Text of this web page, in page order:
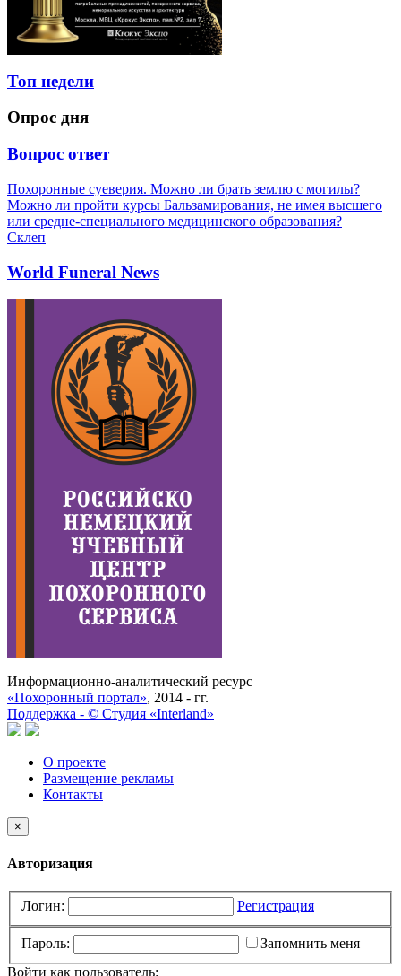
Топ недели
Опрос дня
Вопрос ответ
Похоронные суеверия. Можно ли брать землю с могилы?
Можно ли пройти курсы Бальзамирования, не имея высшего
или средне-специального медицинского образования?
Склеп
World Funeral News
Информационно-аналитический ресурс
«Похоронный портал», 2014 - гг.
Поддержка - © Cтудия «Interland»
О проекте
Размещение рекламы
Контакты
×
Авторизация
Логин: Регистрация
Пароль:
Запомнить меня
Войти как пользователь: